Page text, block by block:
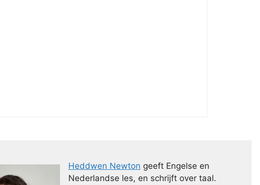
Heddwen Newton geeft Engelse en
Nederlandse les, en schrijft over taal.